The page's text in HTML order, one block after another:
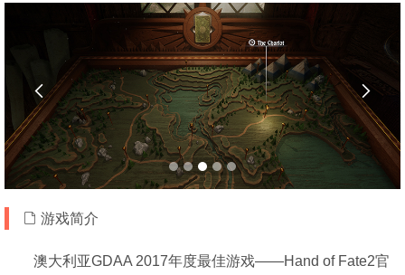
 
游戏简介
澳大利亚GDAA 2017年度最佳游戏——Hand of Fate2官